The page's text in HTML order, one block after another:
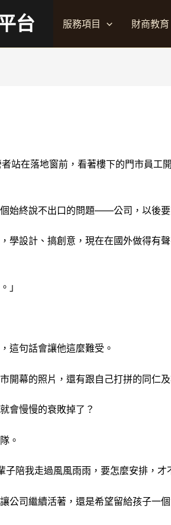
台 服務項目 財商教育
站在落地窗前，看著樓下的門市員
始終說不出口的問題——公司，以後要
學設計、搞創意，現在在國外做得有
」
這句話會讓他這麼難受。
開幕的照片，還有跟自己打拼的同仁
會慢慢的衰敗掉了？
。
陪我走過風風雨雨，要怎麼安排，
司繼續活著，還是希望留給孩子一個